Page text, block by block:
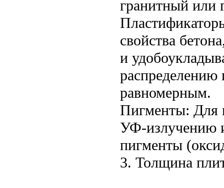
гранитный или
свойства
и
распределению
равномерным.
Пигменты: Для
УФ-излучению
пигменты
3. Толщина